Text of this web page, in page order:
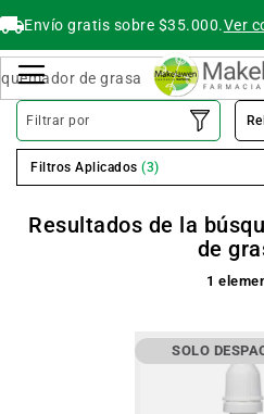
Envío gratis sobre $35.000.Ver
Resultados de la
de
1
SOLO
Filtrar por
Filtros Aplicados